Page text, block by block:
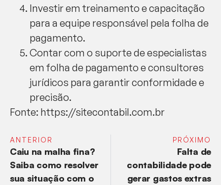
Investir em treinamento e capacitação
para a equipe responsável pela folha de
pagamento.
Contar com o suporte de especialistas
em folha de pagamento e consultores
jurídicos para garantir conformidade e
precisão.
Fonte: https://sitecontabil.com.br
ANTERIOR
Caiu na malha fina?
Saiba como resolver
sua situação com o
PRÓXIMO
Falta de
contabilidade pode
gerar gastos extras